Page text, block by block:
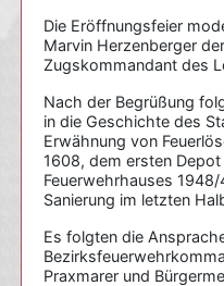
Die Eröffnungsfeier
Marvin Herzenberger
Zugskommandant des
Nach der Begrüßung
in die Geschichte des
Erwähnung von
1608, dem ersten
Feuerwehrhauses
Sanierung im letzten
Es folgten die
Praxmarer und